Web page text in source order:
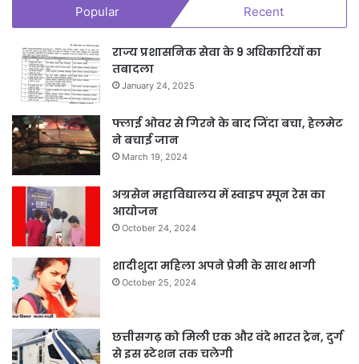
Popular Recent
राज्य प्रशासनिक सेवा के 9 अधिकारियों का
तबादला
January 24, 2025
फ्लाई ओवर से गिरने के बाद जिंदा बचा, हेलमेट
ने बचाई जान
March 19, 2024
अग्रसेन महाविद्यालय में स्वाइप स्पून रेस का
आयोजन
October 24, 2024
शादीशुदा महिला अपने प्रेमी के साथ भागी
October 25, 2024
छत्तीसगढ़ को मिली एक और वंदे भारत ट्रेन, दुर्ग
से इस स्टेशन तक चलेगी